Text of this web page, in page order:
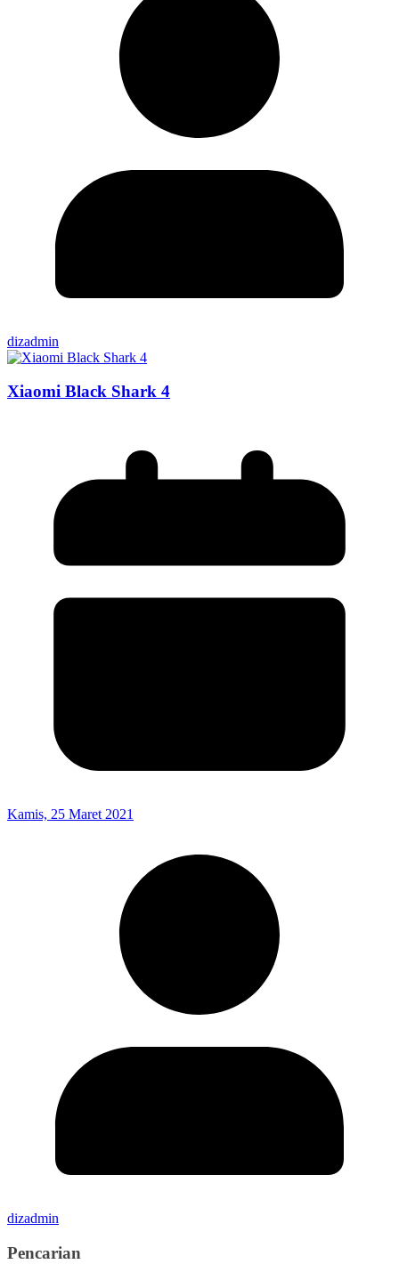
dizadmin
Xiaomi Black Shark 4
Kamis, 25 Maret 2021
dizadmin
Pencarian